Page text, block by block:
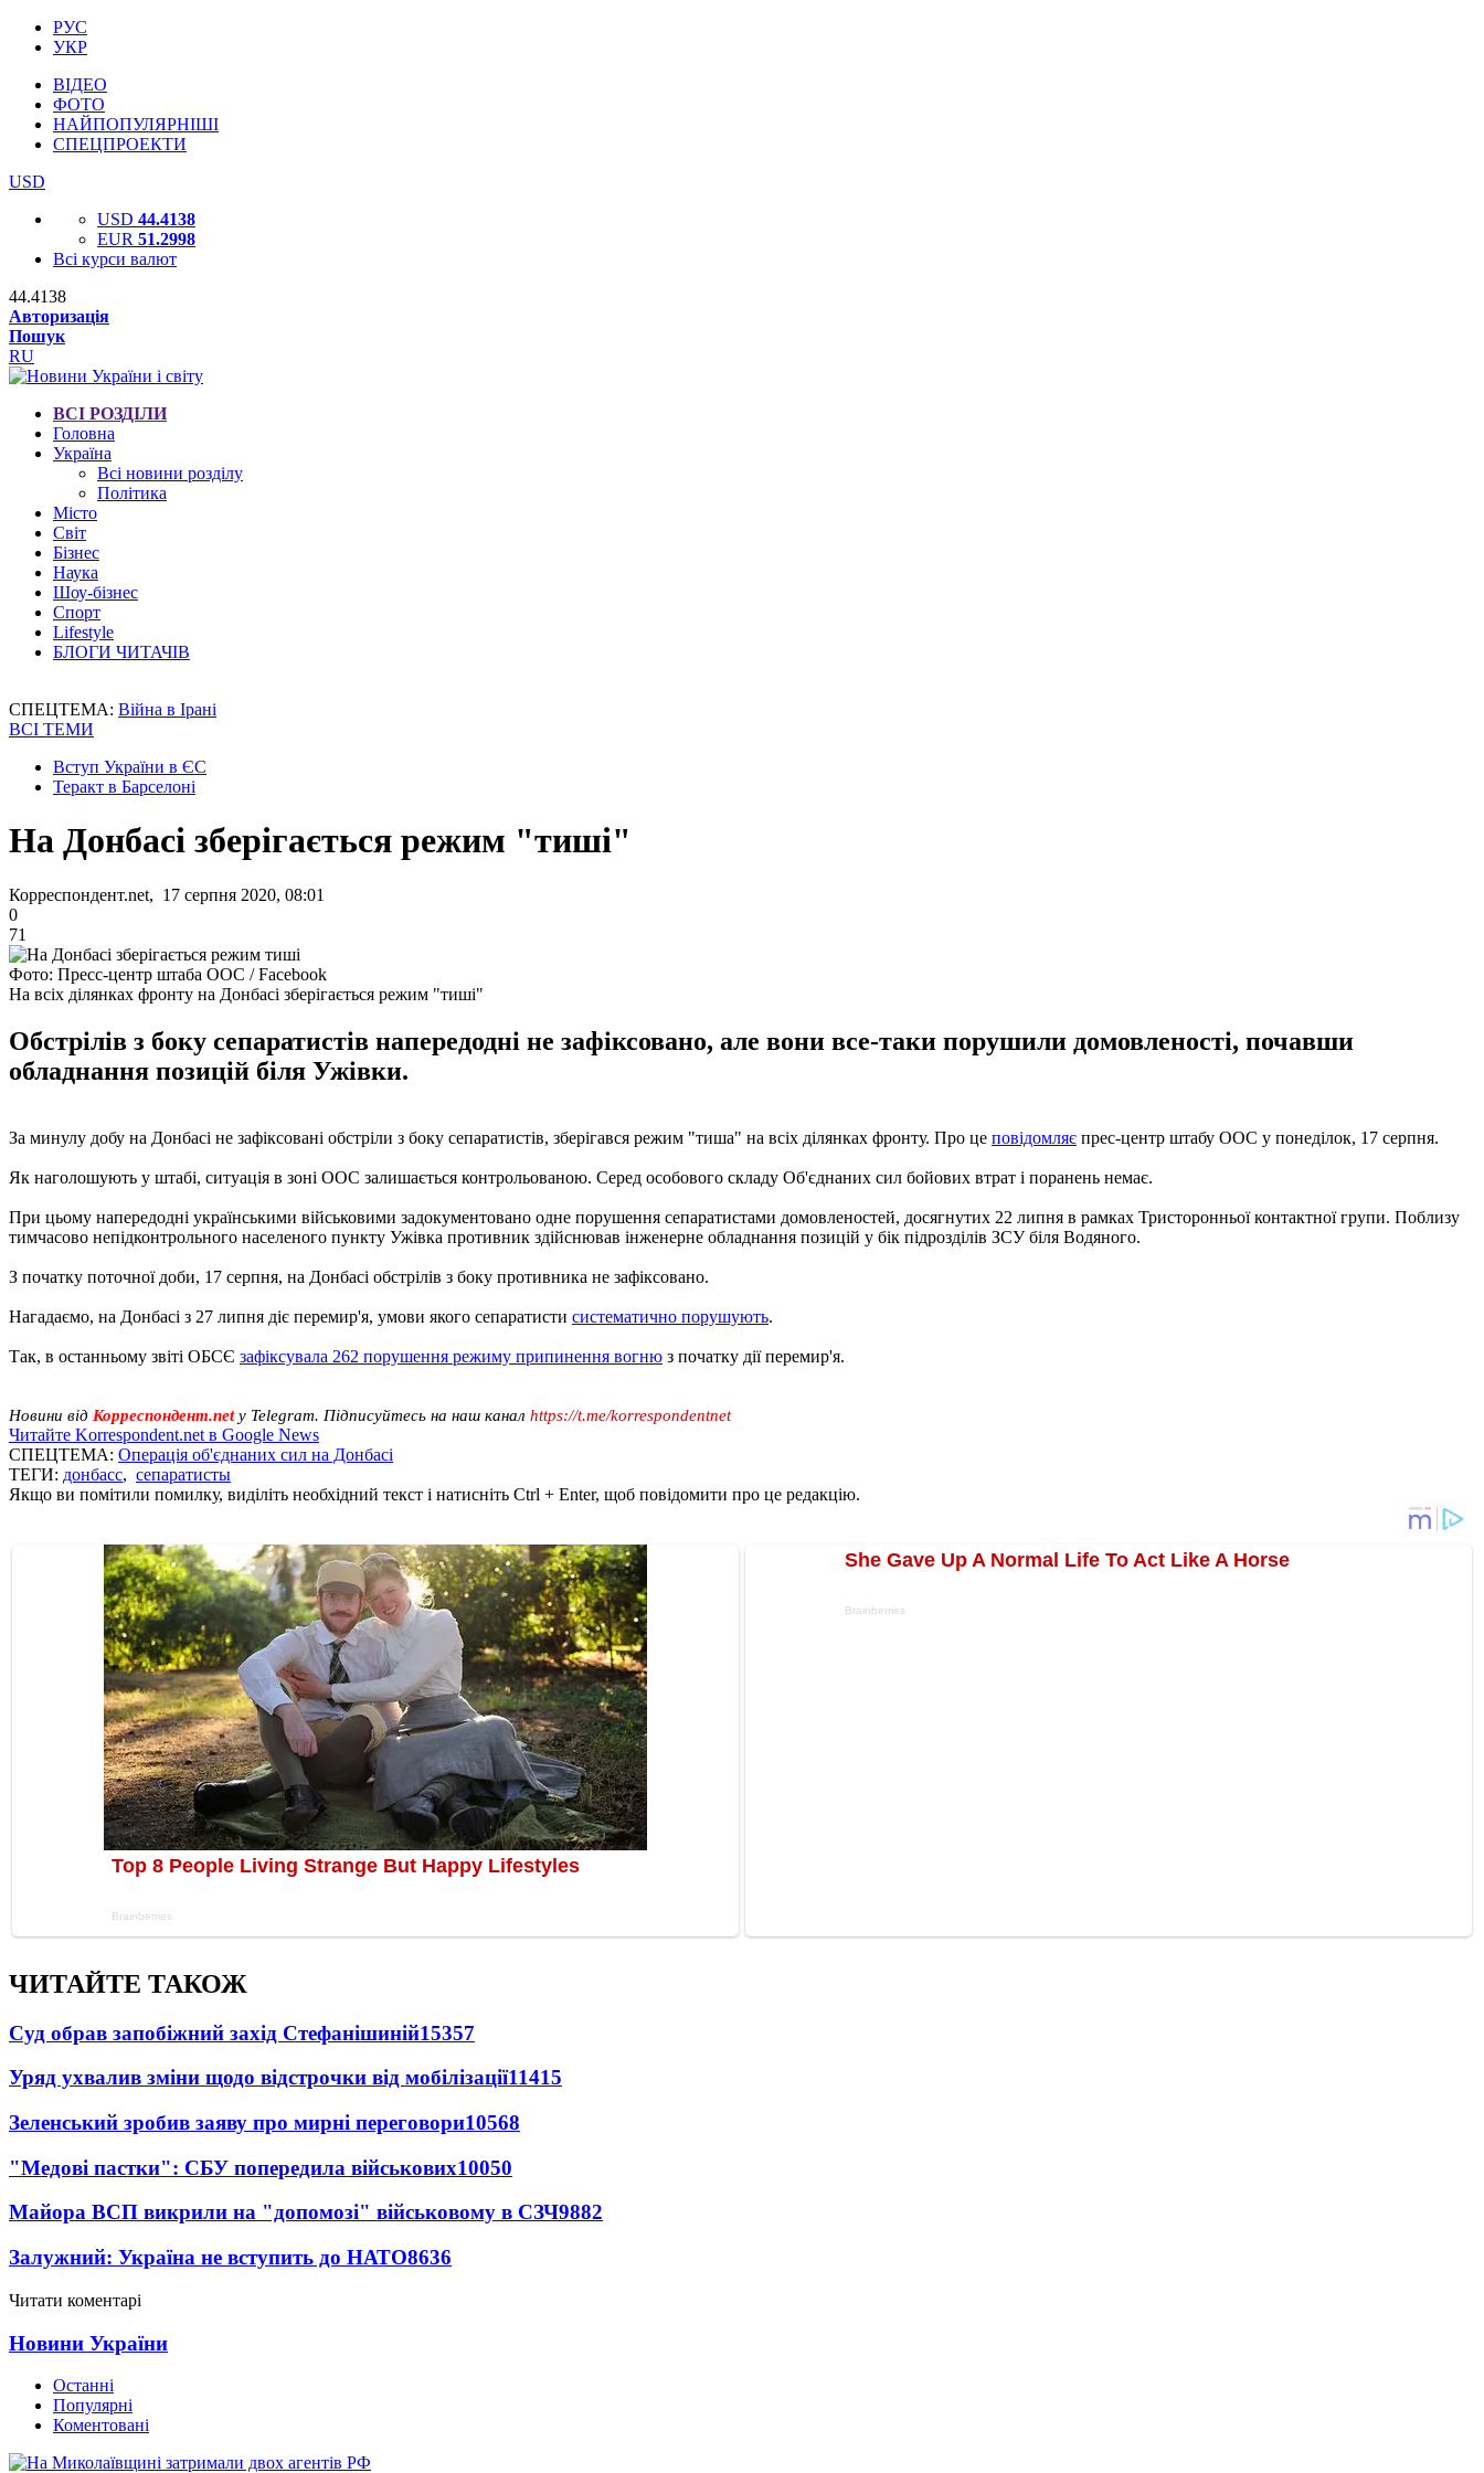
РУС
УКР
ВІДЕО
ФОТО
НАЙПОПУЛЯРНІШІ
СПЕЦПРОЕКТИ
USD
USD 44.4138
EUR 51.2998
Всі курси валют
44.4138
Авторизація
Пошук
RU
ВСІ РОЗДІЛИ
Головна
Україна
Всі новини розділу
Політика
Місто
Світ
Бізнес
Наука
Шоу-бізнес
Спорт
Lifestyle
БЛОГИ ЧИТАЧІВ
СПЕЦТЕМА: Війна в Ірані
ВСІ ТЕМИ
Вступ України в ЄС
Теракт в Барселоні
На Донбасі зберігається режим "тиші"
Корреспондент.net, 17 серпня 2020, 08:01
0
71
Фото: Пресс-центр штаба ООС / Facebook
На всіх ділянках фронту на Донбасі зберігається режим "тиші"
Обстрілів з боку сепаратистів напередодні не зафіксовано, але вони все-таки порушили домовленості, почавши
обладнання позицій біля Ужівки.
За минулу добу на Донбасі не зафіксовані обстріли з боку сепаратистів, зберігався режим "тиша" на всіх ділянках фронту. Про це повідомляє прес-центр штабу ООС у понеділок, 17 серпня.
Як наголошують у штабі, ситуація в зоні ООС залишається контрольованою. Серед особового складу Об'єднаних сил бойових втрат і поранень немає.
При цьому напередодні українськими військовими задокументовано одне порушення сепаратистами домовленостей, досягнутих 22 липня в рамках Тристоронньої контактної групи. Поблизу
тимчасово непідконтрольного населеного пункту Ужівка противник здійснював інженерне обладнання позицій у бік підрозділів ЗСУ біля Водяного.
З початку поточної доби, 17 серпня, на Донбасі обстрілів з боку противника не зафіксовано.
Нагадаємо, на Донбасі з 27 липня діє перемир'я, умови якого сепаратисти систематично порушують.
Так, в останньому звіті ОБСЄ зафіксувала 262 порушення режиму припинення вогню з початку дії перемир'я.
Новини від Корреспондент.netу Telegram. Підписуйтесь на наш канал https://t.me/korrespondentnet
Читайте Korrespondent.net в Google News
СПЕЦТЕМА: Операція об'єднаних сил на Донбасі
ТЕГИ: донбасс, сепаратисты
Якщо ви помітили помилку, виділіть необхідний текст і натисніть Ctrl + Enter, щоб повідомити про це редакцію.
ЧИТАЙТЕ ТАКОЖ
Суд обрав запобіжний захід Стефанішиній15357
Уряд ухвалив зміни щодо відстрочки від мобілізації11415
Зеленський зробив заяву про мирні переговори10568
"Медові пастки": СБУ попередила військових10050
Майора ВСП викрили на "допомозі" військовому в СЗЧ9882
Залужний: Україна не вступить до НАТО8636
Читати коментарі
Новини України
Останні
Популярні
Коментовані